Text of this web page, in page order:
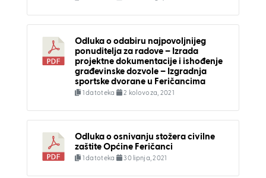
Odluka o odabiru najpovoljnijeg
ponuditelja za radove – Izrada
projektne dokumentacije i ishođenje
građevinske dozvole – Izgradnja
sportske dvorane u Feričancima
1 datoteka 2 kolovoza, 2021
Odluka o osnivanju stožera civilne
zaštite Općine Feričanci
1 datoteka 30 lipnja, 2021